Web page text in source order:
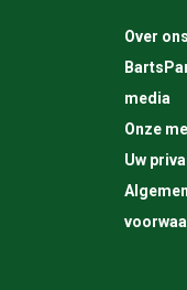
Over ons
media
Onze
Uw